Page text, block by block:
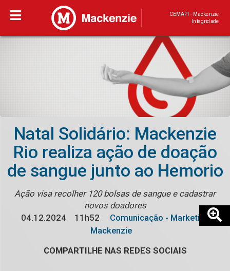
CEMAPI - Mackenzie
Integridade
Natal Solidário: Mackenzie
Rio realiza ação de doação
de sangue junto ao Hemorio
Ação visa recolher 120 bolsas de sangue e cadastrar
novos doadores
04.12.2024
11h52
Comunicação - Marketing
Mackenzie
COMPARTILHE NAS REDES SOCIAIS